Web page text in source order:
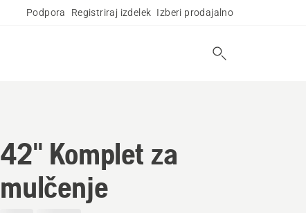
Podpora Registriraj izdelek Izberi prodajalno
42" Komplet za
mulčenje